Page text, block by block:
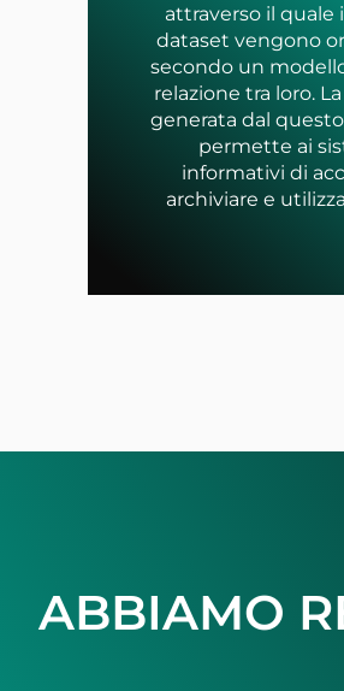
attraverso il quale
dataset vengono
secondo un
relazione tra loro.
generata dal
permette ai
informativi di
archiviare e
ABBIAMO